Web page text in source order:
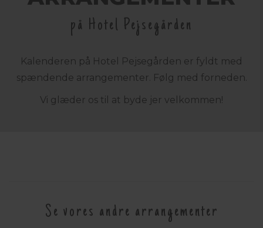
på Hotel Pejsegården
Kalenderen på Hotel Pejsegården er fyldt med
spændende arrangementer. Følg med forneden.
Vi glæder os til at byde jer velkommen!
Se vores andre arrangementer